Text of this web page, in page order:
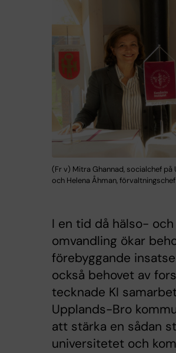
(Fr v) Mitra Ghannad, socialchef
och Helena Åhman,
I en tid då hälso-
omvandling ökar
förebyggande
också behovet av
tecknade KI
Upplands-Bro
att stärka en sådan
universitetet och